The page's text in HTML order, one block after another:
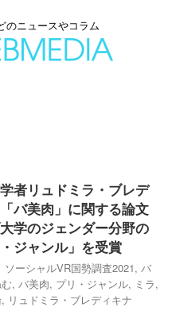
のニュースやコラム
者リュドミラ・ブレデ
バ美肉」に関する論文
学のジェンダー分野の
ジャンル」を受賞
ソーシャルVR国勢調査2021, バ
, バ美肉, プリ・ジャンル, ミラ,
, リュドミラ・ブレディキナ